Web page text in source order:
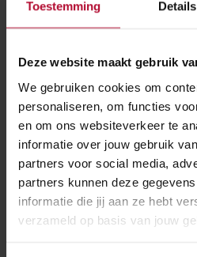
Toestemming Details
Deze website maakt gebruik
We gebruiken cookies om
personaliseren, om functies
en om ons websiteverkeer te
informatie over jouw gebruik
partners voor social media,
partners kunnen deze
informatie die jij aan ze hebt
verzameld op basis van jouw
weergeeft. Daarmee kan
tool gebruikt luchtfoto’s
herkennen. De gegevens
gecontroleerd met de
Delta Pi: PRISMS
PRISMS is software om
maken. Een safety case